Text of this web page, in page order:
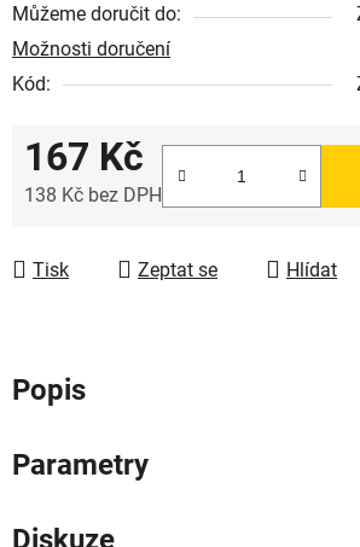
Můžeme doručit do:
Možnosti doručení
Kód:
167 Kč
138 Kč bez DPH
Tisk Zeptat se Hlídat
Popis
Parametry
Diskuze